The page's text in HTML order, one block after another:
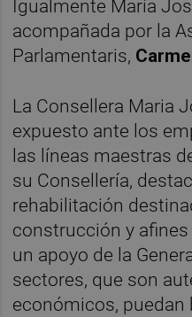
Igualmente María
acompañada por la
Parlamentaris,
La Consellera Maria
expuesto ante los
las líneas maestras
su Consellería,
rehabilitación
construcción y
un apoyo de la
sectores, que son
económicos, puedan